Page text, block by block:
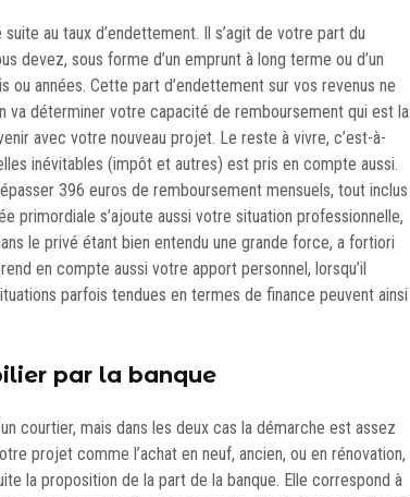
au taux d’endettement. Il s’agit de votre part du
devez, sous forme d’un emprunt à long terme ou d’un
années. Cette part d’endettement sur vos revenus ne
va déterminer votre capacité de remboursement qui est la
avec votre nouveau projet. Le reste à vivre, c’est-à-
inévitables (impôt et autres) est pris en compte aussi.
396 euros de remboursement mensuels, tout inclus
s’ajoute aussi votre situation professionnelle,
le privé étant bien entendu une grande force, a fortiori
en compte aussi votre apport personnel, lorsqu’il
parfois tendues en termes de finance peuvent ainsi
par la banque
courtier, mais dans les deux cas la démarche est assez
projet comme l’achat en neuf, ancien, ou en rénovation,
la proposition de la part de la banque. Elle correspond à